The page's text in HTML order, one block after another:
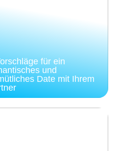
für ein
und
Date mit Ihrem